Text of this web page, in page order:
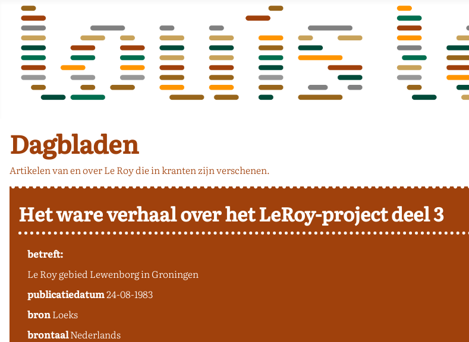
Dagbladen
Artikelen van en over Le Roy die in kranten zijn verschenen.
Het ware verhaal over het LeRoy-project deel 3
betreft:
Le Roy gebied Lewenborg in Groningen
publicatiedatum24-08-1983
bronLoeks
brontaalNederlands